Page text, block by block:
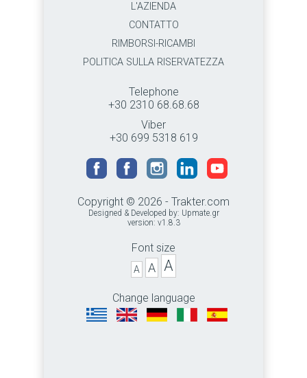
L'AZIENDA
CONTATTO
RIMBORSI-RICAMBI
POLITICA SULLA RISERVATEZZA
Telephone
+30 2310 68.68.68
Viber
+30 699 5318 619
Copyright © 2026 - Trakter.com
Designed & Developed by: Upmate.gr
version: v1.8.3
Font size
A A A
Change language